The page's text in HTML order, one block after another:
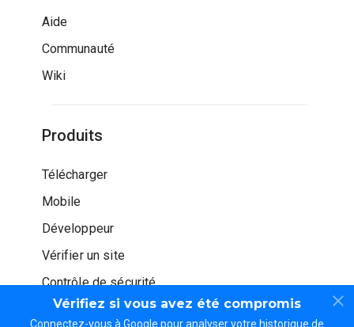
Vérifiez si vous avez été compromis
Connectez-vous à Google pour analyser votre historique de
Aide
Communauté
Wiki
Produits
Télécharger
Mobile
Développeur
Vérifier un site
Contrôle de sécurité